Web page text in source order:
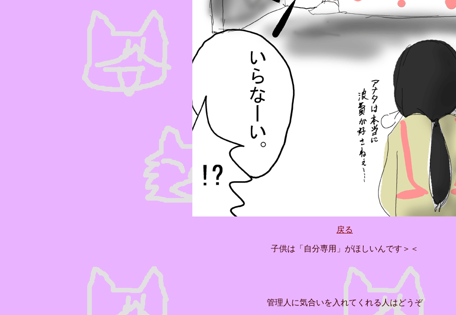
戻る
子供は「自分専用」がほしいんです＞＜
管理人に気合いを入れてくれる人はどうぞ